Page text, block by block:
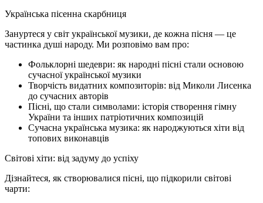
Українська пісенна скарбниця
Зануртеся у світ української музики, де кожна пісня — це
частинка душі народу. Ми розповімо вам про:
Фольклорні шедеври: як народні пісні стали основою
сучасної української музики
Творчість видатних композиторів: від Миколи Лисенка
до сучасних авторів
Пісні, що стали символами: історія створення гімну
України та інших патріотичних композицій
Сучасна українська музика: як народжуються хіти від
топових виконавців
Світові хіти: від задуму до успіху
Дізнайтеся, як створювалися пісні, що підкорили світові
чарти: